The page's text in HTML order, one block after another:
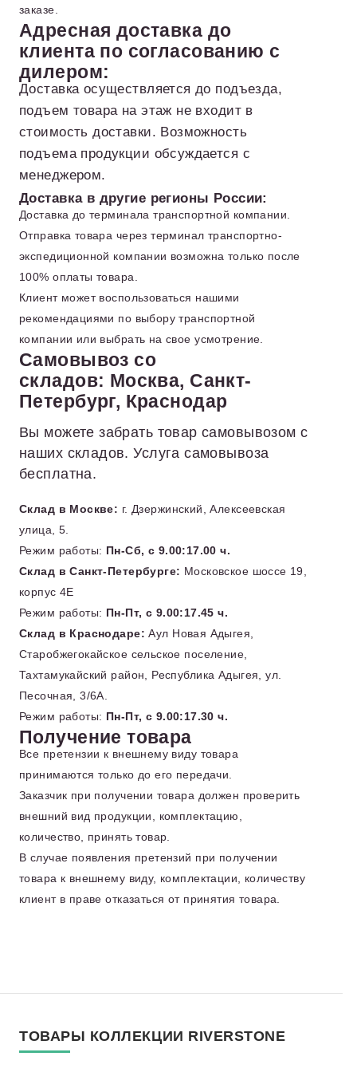
заказе.
Адресная доставка до
клиента по согласованию с
дилером:
Доставка осуществляется до подъезда,
подъем товара на этаж не входит в
стоимость доставки. Возможность
подъема продукции обсуждается с
менеджером.
Доставка в другие регионы России:
Доставка до терминала транспортной компании.
Отправка товара через терминал транспортно-
экспедиционной компании возможна только после
100% оплаты товара.
Клиент может воспользоваться нашими
рекомендациями по выбору транспортной
компании или выбрать на свое усмотрение.
Самовывоз со
складов: Москва, Санкт-
Петербург, Краснодар
Вы можете забрать товар самовывозом с
наших складов. Услуга самовывоза
бесплатна.
Склад в Москве: г. Дзержинский, Алексеевская
улица, 5.
Режим работы: Пн-Сб, с 9.00:17.00 ч.
Склад в Санкт-Петербурге: Московское шоссе 19,
корпус 4Е
Режим работы: Пн-Пт, с 9.00:17.45 ч.
Склад в Краснодаре: Аул Новая Адыгея,
Старобжегокайское сельское поселение,
Тахтамукайский район, Республика Адыгея, ул.
Песочная, 3/6А.
Режим работы: Пн-Пт, с 9.00:17.30 ч.
Получение товара
Все претензии к внешнему виду товара
принимаются только до его передачи.
Заказчик при получении товара должен проверить
внешний вид продукции, комплектацию,
количество, принять товар.
В случае появления претензий при получении
товара к внешнему виду, комплектации, количеству
клиент в праве отказаться от принятия товара.
ТОВАРЫ КОЛЛЕКЦИИ RIVERSTONE